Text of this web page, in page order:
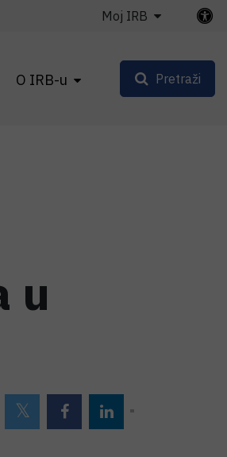
O IRB-u
Moj IRB
Pretraži
u